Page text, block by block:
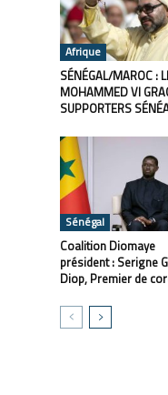
Afrique
SÉNÉGAL/MAROC :
MOHAMMED VI
SUPPORTERS
Sénégal
Coalition Diomaye
président : Serigne
Diop, Premier de